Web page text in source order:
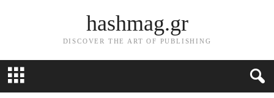
hashmag.gr
DISCOVER THE ART OF PUBLISHING